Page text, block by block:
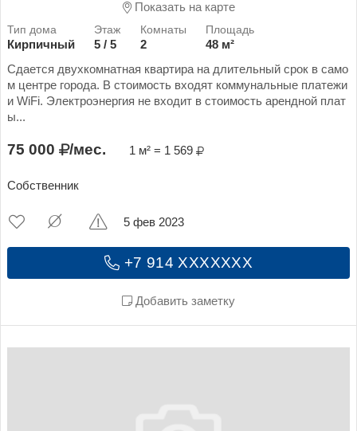
Показать на карте
Кирпичный 5 / 5 2
48 м²
Сдается двухкомнатная квартира на длительный срок в само
м центре города. В стоимость входят коммунальные платежи
и WiFi. Электроэнергия не входит в стоимость арендной плат
ы...
75 000 /мес. 1 м² = 1 569
Собственник
+7 914 XXXXXXX
Добавить заметку
5 фев 2023